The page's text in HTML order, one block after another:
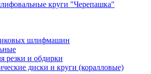
круги "Черепашка"
шлифмашин
резки и обдирки
диски и круги (коралловые)